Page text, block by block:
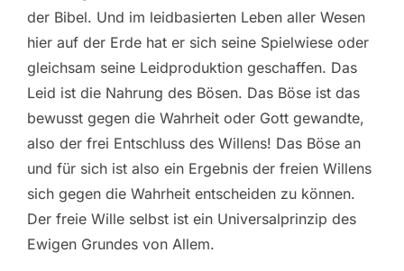
der Bibel. Und im leidbasierten Leben aller Wesen
hier auf der Erde hat er sich seine Spielwiese oder
gleichsam seine Leidproduktion geschaffen. Das
Leid ist die Nahrung des Bösen. Das Böse ist das
bewusst gegen die Wahrheit oder Gott gewandte,
also der frei Entschluss des Willens! Das Böse an
und für sich ist also ein Ergebnis der freien Willens
sich gegen die Wahrheit entscheiden zu können.
Der freie Wille selbst ist ein Universalprinzip des
Ewigen Grundes von Allem.